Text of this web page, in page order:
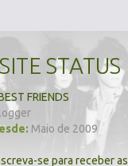
STATUS
FRIENDS
Maio de 2009
se para receber as